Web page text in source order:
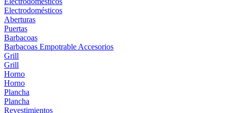
Electrodomésticos
Aberturas
Puertas
Barbacoas
Barbacoas Empotrable Accesorios
Grill
Grill
Horno
Horno
Plancha
Plancha
Revestimientos